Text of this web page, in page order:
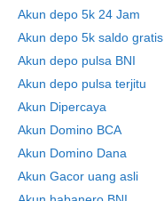
Akun depo 5k 24 Jam
Akun depo 5k saldo gratis
Akun depo pulsa BNI
Akun depo pulsa terjitu
Akun Dipercaya
Akun Domino BCA
Akun Domino Dana
Akun Gacor uang asli